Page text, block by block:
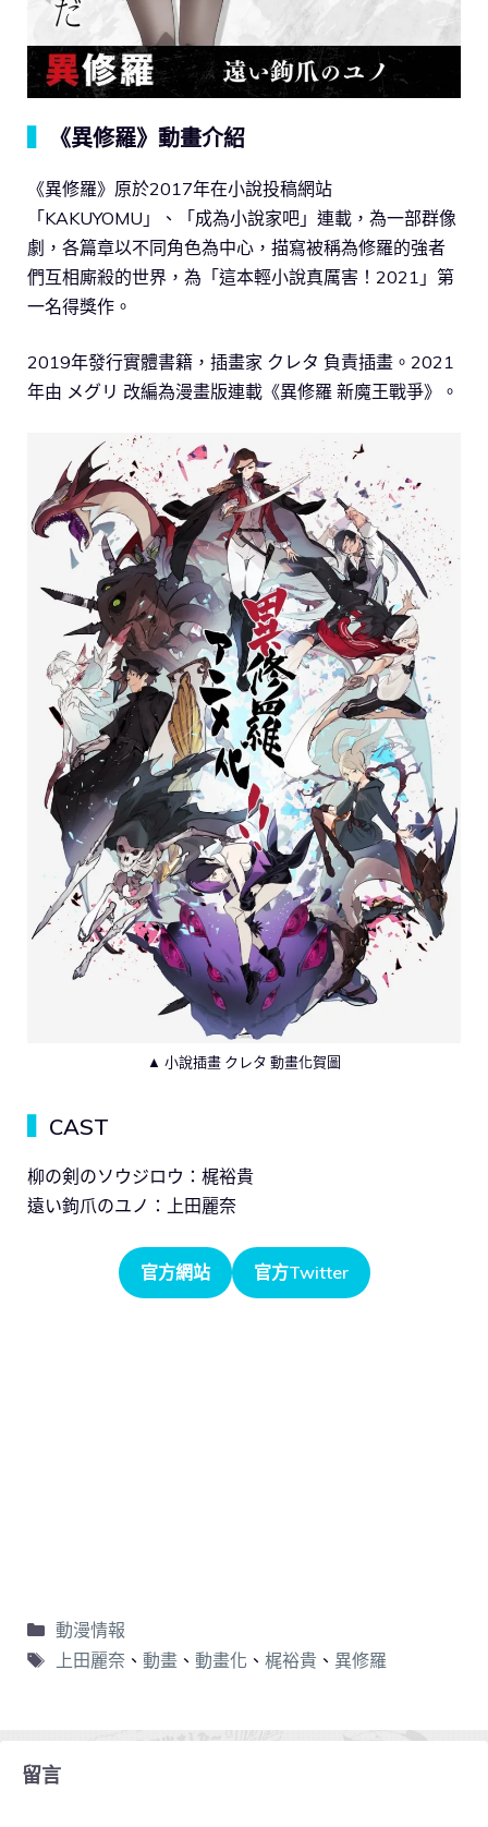
《異修羅》動畫介紹
《異修羅》原於2017年在小說投稿網站
「KAKUYOMU」、「成為小說家吧」連載，為一部群像
劇，各篇章以不同角色為中心，描寫被稱為修羅的強者
們互相廝殺的世界，為「這本輕小說真厲害！2021」第
一名得獎作。
2019年發行實體書籍，插畫家 クレタ 負責插畫。2021
年由 メグリ 改編為漫畫版連載《異修羅 新魔王戰爭》。
▲ 小說插畫 クレタ 動畫化賀圖
CAST
柳の剣のソウジロウ：梶裕貴
遠い鉤爪のユノ：上田麗奈
官方網站 官方Twitter
動漫情報
上田麗奈、 動畫、 動畫化 、 梶裕貴 、 異修羅
留言